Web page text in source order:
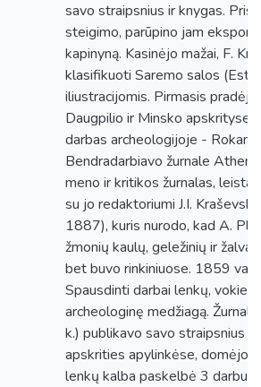
savo straipsnius ir knygas.
steigimo, parūpino jam
kapinyną. Kasinėjo mažai, F.
klasifikuoti Saremo salos
iliustracijomis. Pirmasis
Daugpilio ir Minsko apskrityse,
darbas archeologijoje -
Bendradarbiavo žurnale
meno ir kritikos žurnalas,
su jo redaktoriumi J.I.
1887), kuris nurodo, kad A.
žmonių kaulų, geležinių ir
bet buvo rinkiniuose. 1859
Spausdinti darbai lenkų,
archeologinę medžiagą.
k.) publikavo savo straipsnius
apskrities apylinkėse,
lenkų kalba paskelbė 3